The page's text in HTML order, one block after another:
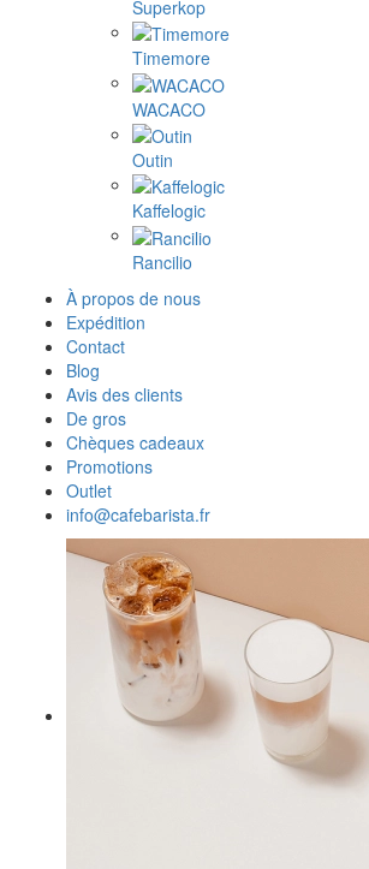
Superkop
Timemore
WACACO
Outin
Kaffelogic
Rancilio
À propos de nous
Expédition
Contact
Blog
Avis des clients
De gros
Chèques cadeaux
Promotions
Outlet
info@cafebarista.fr